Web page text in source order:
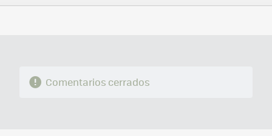
FACEBOOK
TWITTERFLIPBOARD
E-
WHATSAPP
Comentarios cerrados